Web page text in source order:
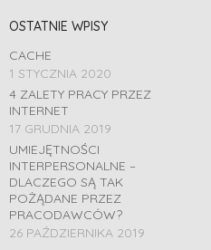
OSTATNIE WPISY
CACHE
1 STYCZNIA 2020
4 ZALETY PRACY PRZEZ
INTERNET
17 GRUDNIA 2019
UMIEJĘTNOŚCI
INTERPERSONALNE –
DLACZEGO SĄ TAK
POŻĄDANE PRZEZ
PRACODAWCÓW?
26 PAŹDZIERNIKA 2019